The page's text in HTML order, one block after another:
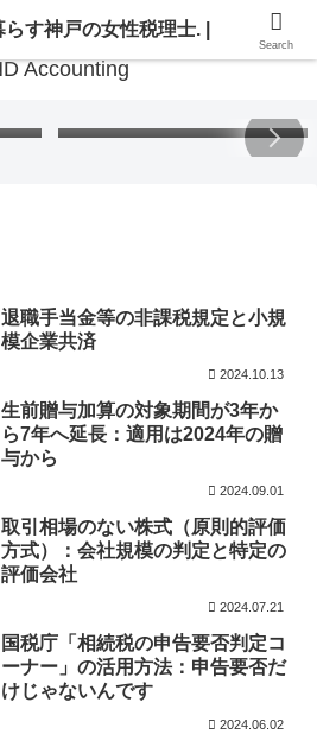
退職手当金等の非課税規定と小規
模企業共済
2024.10.13
生前贈与加算の対象期間が3年か
ら7年へ延長：適用は2024年の贈
与から
2024.09.01
取引相場のない株式（原則的評価
方式）：会社規模の判定と特定の
評価会社
2024.07.21
国税庁「相続税の申告要否判定コ
ーナー」の活用方法：申告要否だ
けじゃないんです
2024.06.02
Search